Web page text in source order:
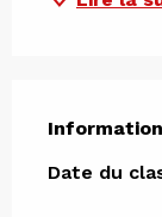
Date du